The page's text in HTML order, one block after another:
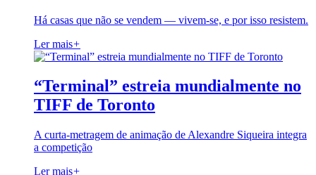
Há casas que não se vendem — vivem-se, e por isso resistem.
Ler mais+
“Terminal” estreia mundialmente no
TIFF de Toronto
A curta-metragem de animação de Alexandre Siqueira integra
a competição
Ler mais+